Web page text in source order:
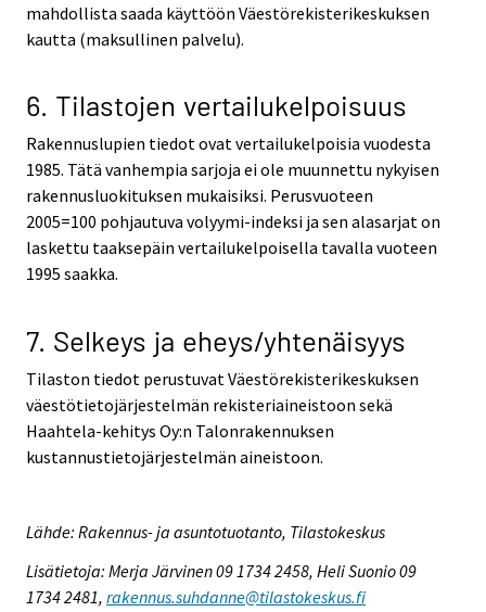
mahdollista saada käyttöön Väestörekisterikeskuksen
kautta (maksullinen palvelu).
6. Tilastojen vertailukelpoisuus
Rakennuslupien tiedot ovat vertailukelpoisia vuodesta
1985. Tätä vanhempia sarjoja ei ole muunnettu nykyisen
rakennusluokituksen mukaisiksi. Perusvuoteen
2005=100 pohjautuva volyymi-indeksi ja sen alasarjat on
laskettu taaksepäin vertailukelpoisella tavalla vuoteen
1995 saakka.
7. Selkeys ja eheys/yhtenäisyys
Tilaston tiedot perustuvat Väestörekisterikeskuksen
väestötietojärjestelmän rekisteriaineistoon sekä
Haahtela-kehitys Oy:n Talonrakennuksen
kustannustietojärjestelmän aineistoon.
Lähde: Rakennus- ja asuntotuotanto, Tilastokeskus
Lisätietoja: Merja Järvinen 09 1734 2458, Heli Suonio 09
1734 2481, rakennus.suhdanne@tilastokeskus.fi